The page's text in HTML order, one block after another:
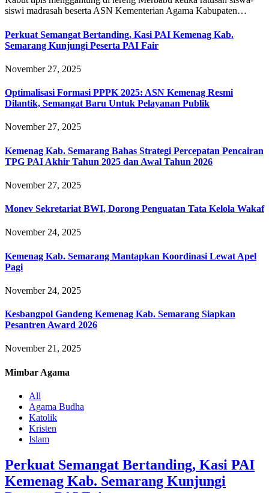
siswi madrasah beserta ASN Kementerian Agama Kabupaten…
Perkuat Semangat Bertanding, Kasi PAI Kemenag Kab.
Semarang Kunjungi Peserta PAI Fair
November 27, 2025
Optimalisasi Formasi PPPK 2025: ASN Kemenag Resmi
Dilantik, Semangat Baru Untuk Pelayanan Publik
November 27, 2025
Kemenag Kab. Semarang Bahas Strategi Percepatan Pencairan
TPG PAI Akhir Tahun 2025 dan Awal Tahun 2026
November 27, 2025
Monev Sekretariat BWI, Dorong Penguatan Tata Kelola Wakaf
November 24, 2025
Kemenag Kab. Semarang Mantapkan Koordinasi Lewat Apel
Pagi
November 24, 2025
Kesbangpol Gandeng Kemenag Kab. Semarang Siapkan
Pesantren Award 2026
November 21, 2025
Mimbar Agama
All
Agama Budha
Katolik
Kristen
Islam
Perkuat Semangat Bertanding, Kasi PAI
Kemenag Kab. Semarang Kunjungi